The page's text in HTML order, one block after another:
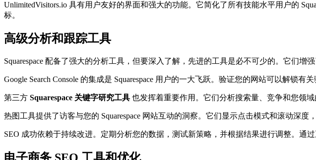
UnlimitedVisitors.io 具有用户友好的界面和强大的功能。它简化了所有技能水平用户的
标。
高级分析和跟踪工具
Squarespace 配备了强大的分析工具，但要深入了解，先进的工具是必不可少的。它们增
Google Search Console 的集成是 Squarespace 用户的一大飞跃。验证您的网站可以解锁
第三方 Squarespace 关键字研究工具 也发挥着重要作用。它们分析搜索量、竞争和您领
热图工具提供了访客与您的 Squarespace 网站互动的洞察。它们显示点击模式和滚动深
SEO 成功依赖于持续改进。定期分析您的数据，测试新策略，并根据结果进行调整。通